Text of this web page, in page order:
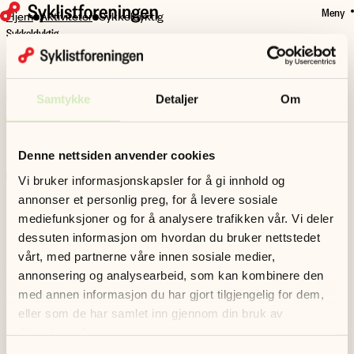
Samtykke Detaljer Om
Denne nettsiden anvender cookies
Vi bruker informasjonskapsler for å gi innhold og
annonser et personlig preg, for å levere sosiale
mediefunksjoner og for å analysere trafikken vår. Vi deler
dessuten informasjon om hvordan du bruker nettstedet
vårt, med partnerne våre innen sosiale medier,
annonsering og analysearbeid, som kan kombinere den
med annen informasjon du har gjort tilgjengelig for dem,
eller som de har samlet inn gjennom din bruk av
HOPP
TIL
HOVEDINNHOLD
Meny
Hjem Aktiviteter Sykkeldyktig
Sykkeldyktig
Sykkeldyktig er en læringsplattform som brukes i skolen og på
fritiden for å undervise elever i sykkelopplæring og trafikkforståelse.
Læringsplattformen består av opplæringsmateriale for bruk på
skolen og på fritiden, slik at elevene kan lære å sykle på flere
arenaer. Blant læringsressursene finner man et gratis digitalt
lærerverk med filmer, e-læringsoppgaver og en teoretisk
sykkelprøve.
Sykkeldyktige barn er viktig
Sykkeldyktig skal gjøre barn mer trygge og komfortable på
sykkelen, enten man sykler alene, i gruppe, eller i trafikkerte
omgivelser. Syklistforeningen er samarbeidspartner i Sykkeldyktig,